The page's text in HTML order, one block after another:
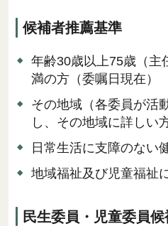
候補者推薦基準
年齢30歳以上75歳（主
満の方（委嘱日現在）
その地域（各委員が活
し、その地域に詳しい
日常生活に支障のない
地域福祉及び児童福祉
民生委員・児童委員